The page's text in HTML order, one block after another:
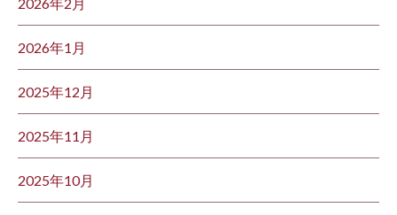
2026年1月
2025年12月
2025年11月
2025年10月